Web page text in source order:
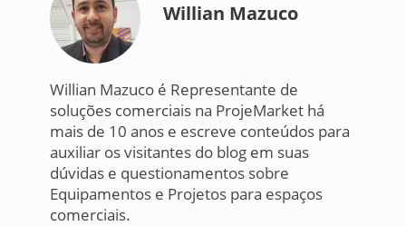
Willian Mazuco
Willian Mazuco é Representante de
soluções comerciais na ProjeMarket há
mais de 10 anos e escreve conteúdos para
auxiliar os visitantes do blog em suas
dúvidas e questionamentos sobre
Equipamentos e Projetos para espaços
comerciais.